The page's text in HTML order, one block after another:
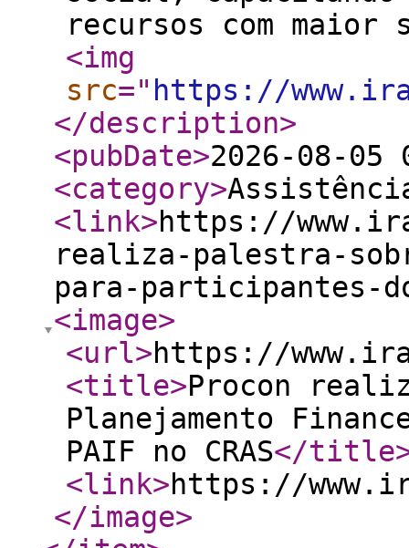
recursos com
<img
src=" https://
</description>
<pubDate>2026-08-05
<category>
<link>https://
realiza-palestra-
para-participantes-
<image>
<url>https://
<title>Procon
Planejamento
PAIF no CRAS</title
<link>https://
</image>